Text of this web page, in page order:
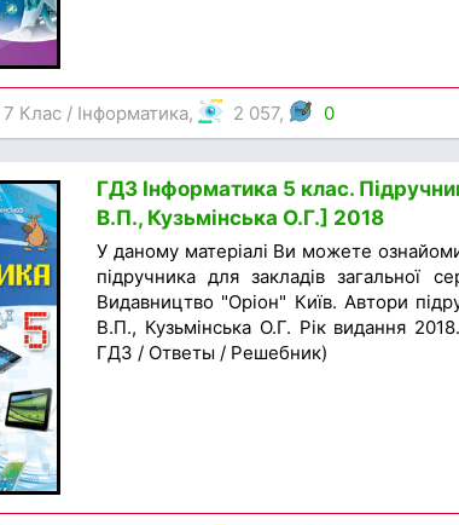
7 Клас / Інформатика, 2 057, 0
ГДЗ Інформатика 5 клас.
В.П., Кузьмінська О.Г.] 2018
У даному матеріалі Ви можете
підручника для закладів загальної
Видавництво "Оріон" Київ. Автори
В.П., Кузьмінська О.Г. Рік видання
ГДЗ / Ответы / Решебник)